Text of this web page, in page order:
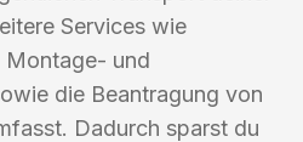
Services wie
Montage- und
die Beantragung von
Dadurch sparst du